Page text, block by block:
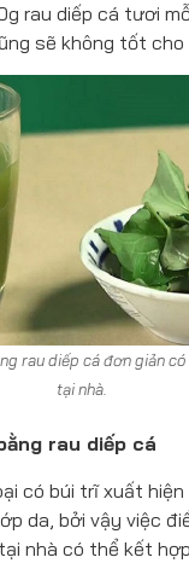
rau diếp cá tươi
sẽ không tốt cho
rau diếp cá đơn giản
tại nhà.
rau diếp cá
có búi trĩ xuất hiện
da, bởi vậy việc
nhà có thể kết